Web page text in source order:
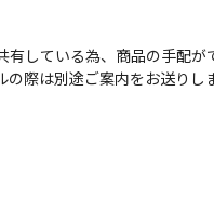
している為、商品の手配が
際は別途ご案内をお送りし